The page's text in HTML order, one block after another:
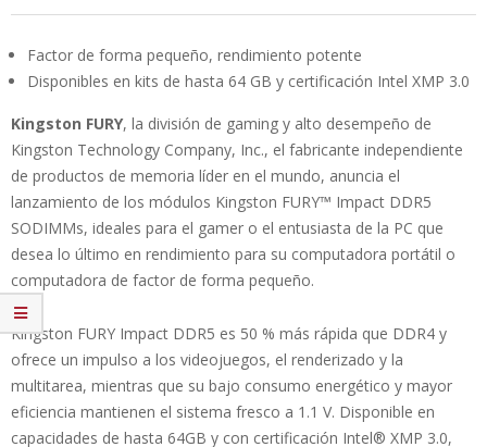
Factor de forma pequeño, rendimiento potente
Disponibles en kits de hasta 64 GB y certificación Intel XMP 3.0
Kingston FURY, la división de gaming y alto desempeño de
Kingston Technology Company, Inc., el fabricante independiente
de productos de memoria líder en el mundo, anuncia el
lanzamiento de los módulos Kingston FURY™ Impact DDR5
SODIMMs, ideales para el gamer o el entusiasta de la PC que
desea lo último en rendimiento para su computadora portátil o
computadora de factor de forma pequeño.
Kingston FURY Impact DDR5 es 50 % más rápida que DDR4 y
ofrece un impulso a los videojuegos, el renderizado y la
multitarea, mientras que su bajo consumo energético y mayor
eficiencia mantienen el sistema fresco a 1.1 V. Disponible en
capacidades de hasta 64GB y con certificación Intel® XMP 3.0,